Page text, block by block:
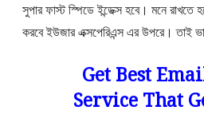
সুপার ফাস্ট স্পিডে ইন্ডেক্স হবে। মনে রাখতে
করবে ইউজার এক্সপেরিএন্স এর উপরে। তাই
Get Best
Service That